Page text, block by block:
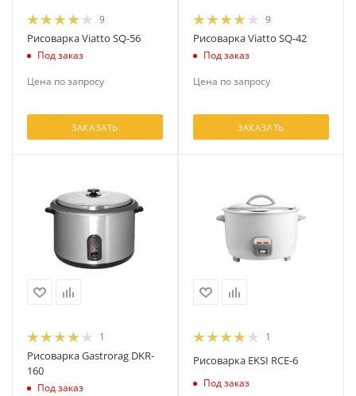
9
Рисоварка Viatto SQ-56
Под заказ
Цена по запросу
ЗАКАЗАТЬ
9
Рисоварка Viatto SQ-42
Под заказ
Цена по запросу
ЗАКАЗАТЬ
1
Рисоварка Gastrorag DKR-
160
Под заказ
1
Рисоварка EKSI RCE-6
Под заказ